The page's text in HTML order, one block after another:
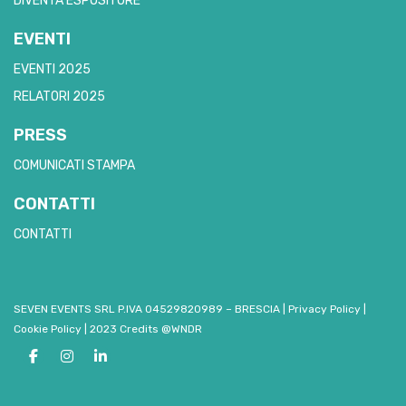
EVENTI
EVENTI 2025
RELATORI 2025
PRESS
COMUNICATI STAMPA
CONTATTI
CONTATTI
SEVEN EVENTS SRL P.IVA 04529820989 – BRESCIA Privacy Policy
Cookie Policy
2023 Credits @WNDR